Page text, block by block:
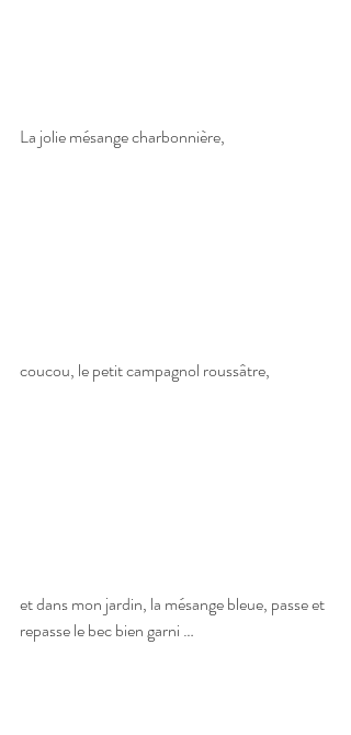
La jolie mésange charbonnière,
coucou, le petit campagnol roussâtre,
et dans mon jardin, la mésange bleue, passe et
repasse le bec bien garni …